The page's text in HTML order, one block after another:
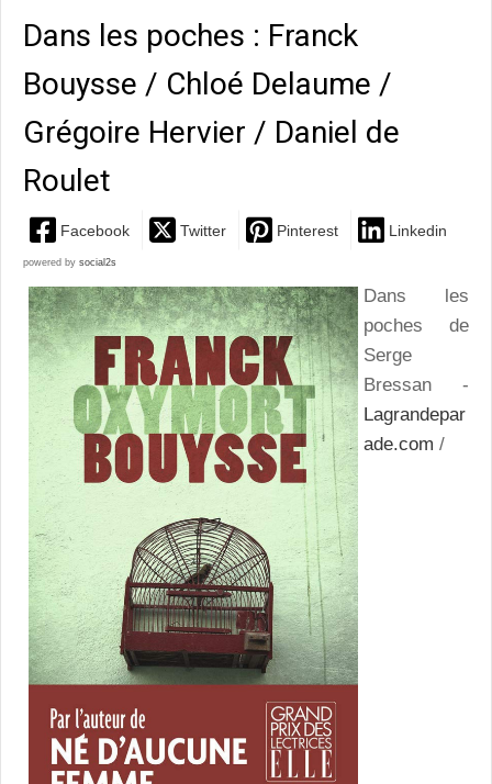
Dans les poches : Franck
Bouysse / Chloé Delaume /
Grégoire Hervier / Daniel de
Roulet
Facebook Twitter Pinterest Linkedin
powered by social2s
Dans les
poches de
Serge
Bressan -
Lagrandepar
ade.com /